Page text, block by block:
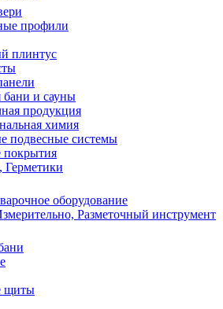
профили
плинтус
бани и сауны
продукция
химия
подвесные системы
Герметики
оборудование
Разметочный инструмент
щиты